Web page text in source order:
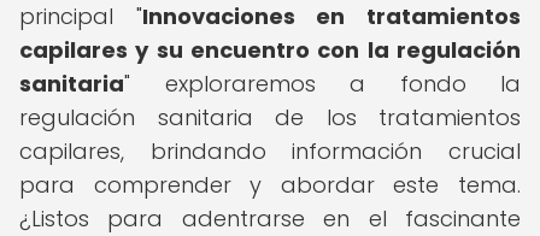
principal "Innovaciones en tratamientos
capilares y su encuentro con la regulación
sanitaria" exploraremos a fondo la
regulación sanitaria de los tratamientos
capilares, brindando información crucial
para comprender y abordar este tema.
¿Listos para adentrarse en el fascinante